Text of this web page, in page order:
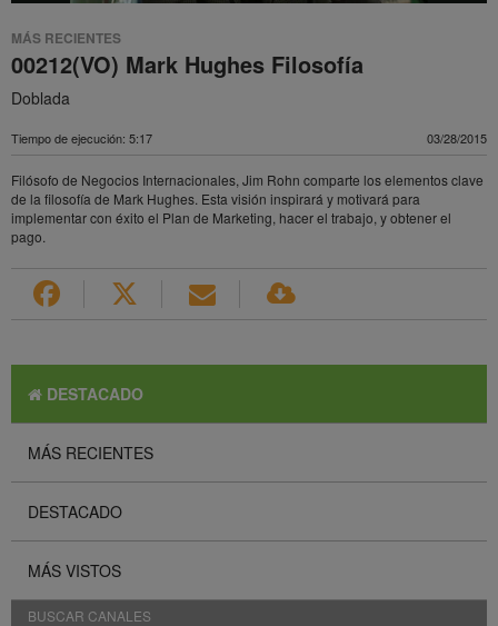
MÁS RECIENTES
00212(VO) Mark Hughes Filosofía
Doblada
Tiempo de ejecución: 5:17 03/28/2015
Filósofo de Negocios Internacionales, Jim Rohn comparte los elementos clave
de la filosofía de Mark Hughes. Esta visión inspirará y motivará para
implementar con éxito el Plan de Marketing, hacer el trabajo, y obtener el
pago.
DESTACADO
MÁS RECIENTES
DESTACADO
MÁS VISTOS
BUSCAR CANALES